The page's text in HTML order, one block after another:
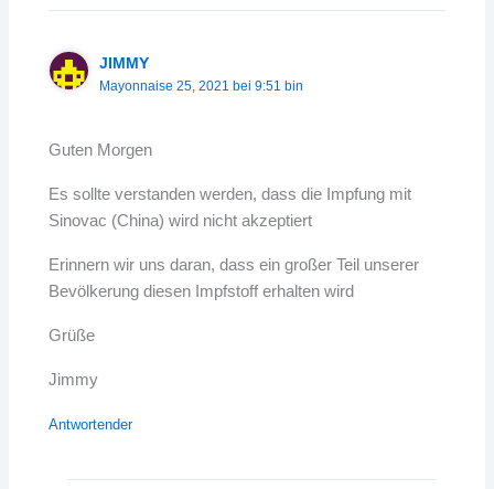
JIMMY
Mayonnaise 25, 2021 bei 9:51 bin
Guten Morgen
Es sollte verstanden werden, dass die Impfung mit
Sinovac (China) wird nicht akzeptiert
Erinnern wir uns daran, dass ein großer Teil unserer
Bevölkerung diesen Impfstoff erhalten wird
Grüße
Jimmy
Antwortender